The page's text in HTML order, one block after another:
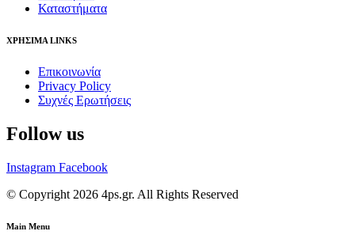
Καταστήματα
ΧΡΗΣΙΜΑ LINKS
Επικοινωνία
Privacy Policy
Συχνές Ερωτήσεις
Follow us
Instagram Facebook
© Copyright 2026 4ps.gr. All Rights Reserved
Main Menu